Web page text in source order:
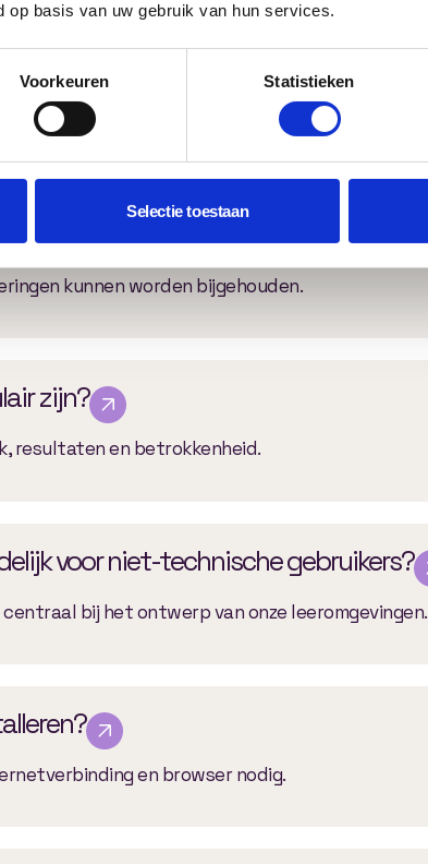
basis van uw gebruik van hun services.
Voorkeuren Statistieken
Selectie toestaan
zijn exportmogelijkheden beschikbaar.
kunnen worden bijgehouden.
zijn?
resultaten en betrokkenheid.
voor niet-technische gebruikers?
bij het ontwerp van onze leeromgevingen.
en browser nodig.